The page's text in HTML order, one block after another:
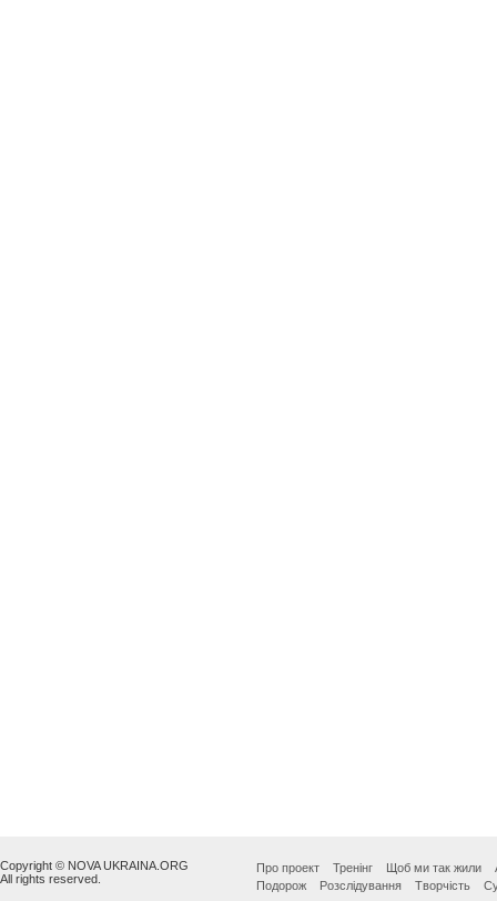
Copyright © NOVA UKRAINA.ORG
All rights reserved.
Про проект Тренінг Щоб ми так жили
Подорож
Розслідування Творчість